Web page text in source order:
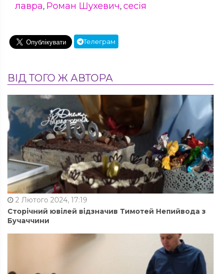
лавра, Роман Шухевич, сесія
Телеграм
ВІД ТОГО Ж АВТОРА
2 Лютого 2024, 17:19
Сторічний ювілей відзначив Тимотей Непийвода з
Бучаччини